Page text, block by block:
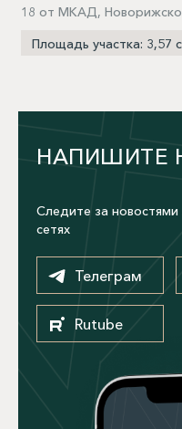
18 от МКАД,
Площадь участка: 3,57
НАПИШИТЕ
Следите за
сетях
Телеграм
Rutube